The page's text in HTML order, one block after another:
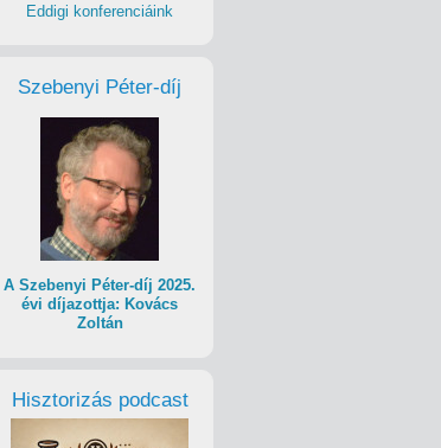
Eddigi konferenciáink
Szebenyi Péter-díj
A Szebenyi Péter-díj 2025.
évi díjazottja: Kovács
Zoltán
Hisztorizás podcast